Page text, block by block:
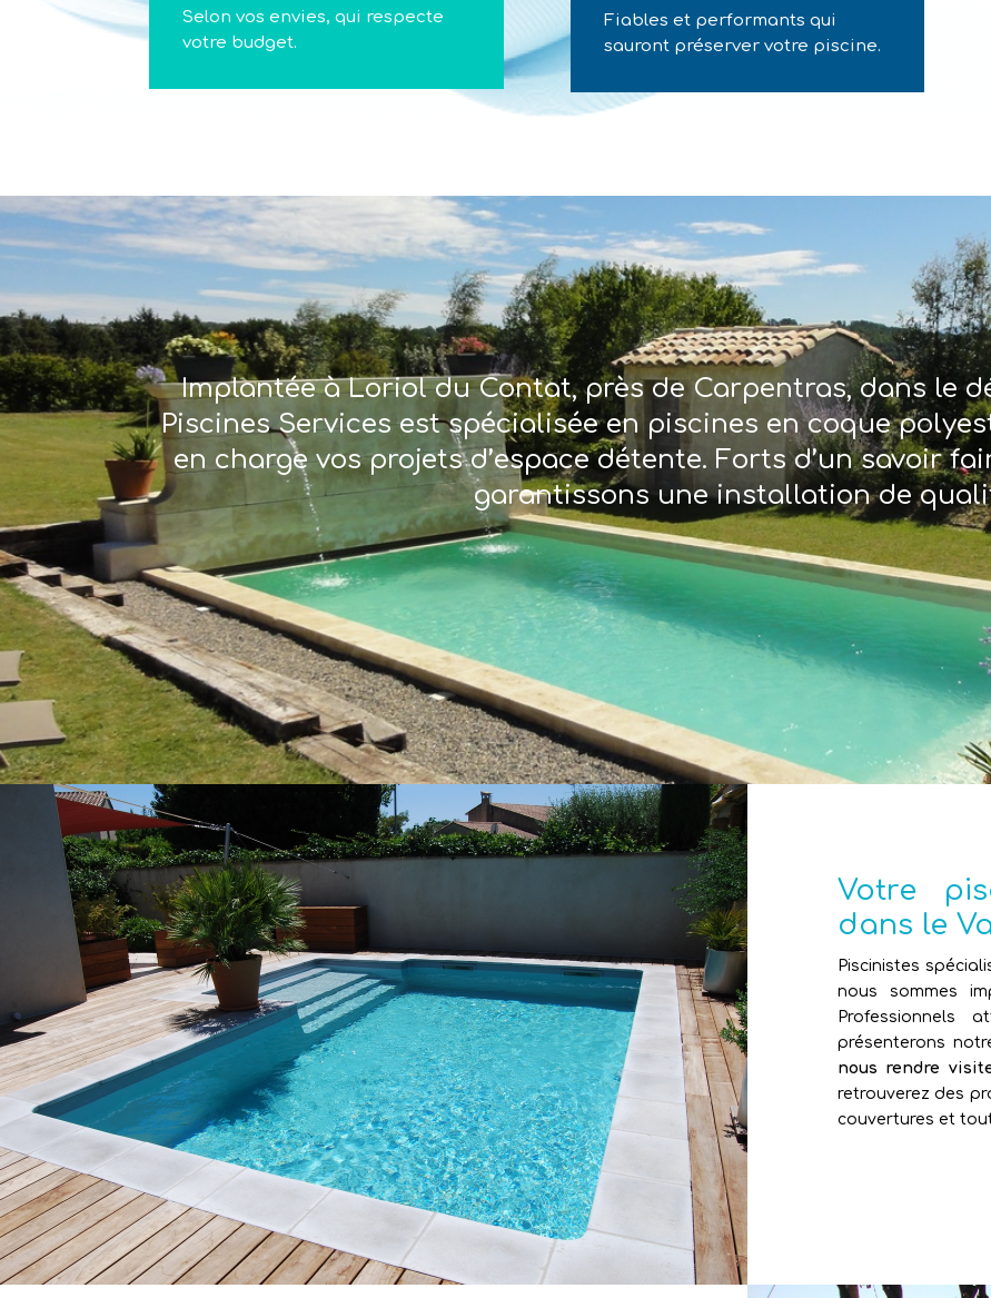
Selon vos envies, qui respecte
votre budget.
Fiables et performants qui
sauront préserver votre piscine.
Implantée à Loriol du Contat, près de Carpentras, dans le
Piscines Services est spécialisée en piscines en coque
en charge vos projets d’espace détente. Forts d’un savoir
garantissons une installation de
Votre
dans le
Piscinistes
nous sommes
présenterons
nous rendre
retrouverez des
couvertures et